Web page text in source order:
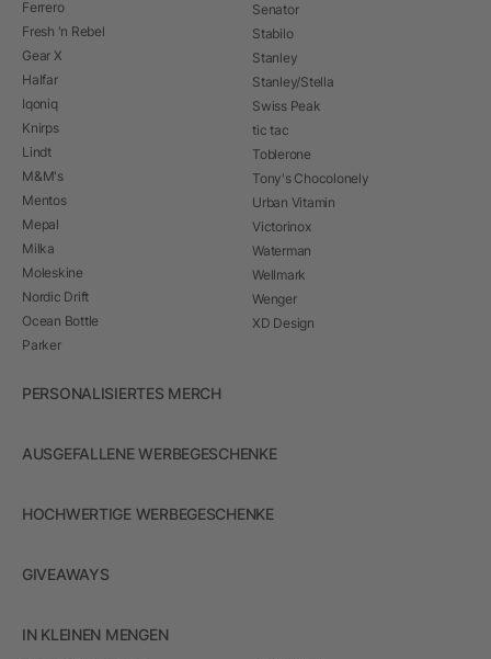
Ferrero
Fresh 'n Rebel
Gear X
Halfar
Iqoniq
Knirps
Lindt
M&M's
Mentos
Mepal
Milka
Moleskine
Nordic Drift
Ocean Bottle
Parker
Senator
Stabilo
Stanley
Stanley/Stella
Swiss Peak
tic tac
Toblerone
Tony's Chocolonely
Urban Vitamin
Victorinox
Waterman
Wellmark
Wenger
XD Design
PERSONALISIERTES MERCH
AUSGEFALLENE WERBEGESCHENKE
HOCHWERTIGE WERBEGESCHENKE
GIVEAWAYS
IN KLEINEN MENGEN